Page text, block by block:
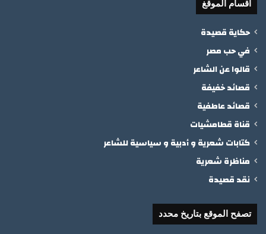
أقسام الموقغ
حكاية قصيدة
في حب مصر
قالوا عن الشاعر
قصائد خفيفة
قصائد عاطفية
قناة قطامشيات
كتابات شعرية و أدبية و سياسية للشاعر
مناظرة شعرية
نقد قصيدة
تصفح الموقع بتاريخ محدد